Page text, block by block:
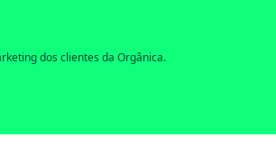
dos clientes da Orgânica.